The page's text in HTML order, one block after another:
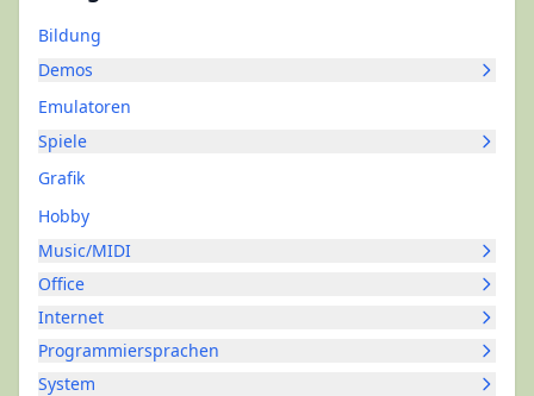
Bildung
Demos
Emulatoren
Spiele
Grafik
Hobby
Music/MIDI
Office
Internet
Programmiersprachen
System